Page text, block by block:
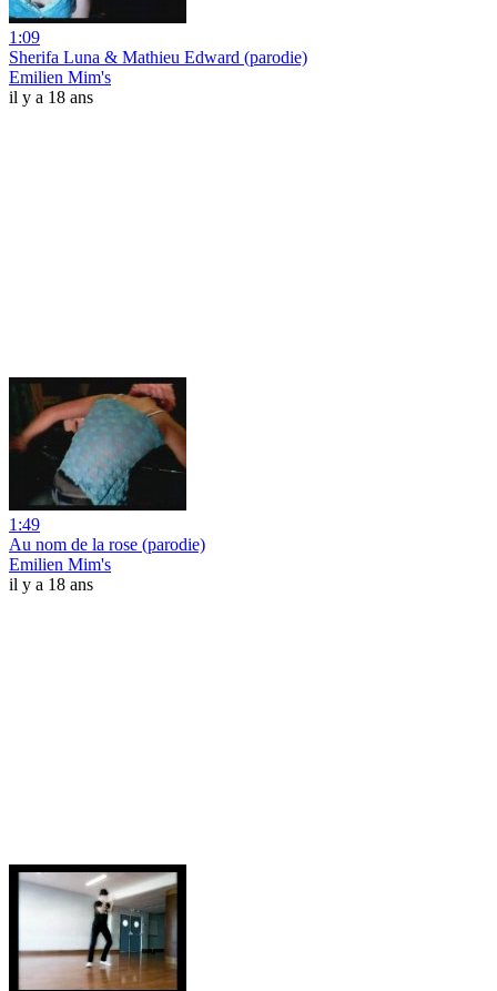
1:09
Sherifa Luna & Mathieu Edward (parodie)
Emilien Mim's
il y a 18 ans
1:49
Au nom de la rose (parodie)
Emilien Mim's
il y a 18 ans